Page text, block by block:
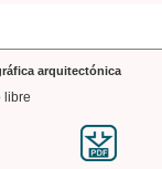
arquitectónica
libre